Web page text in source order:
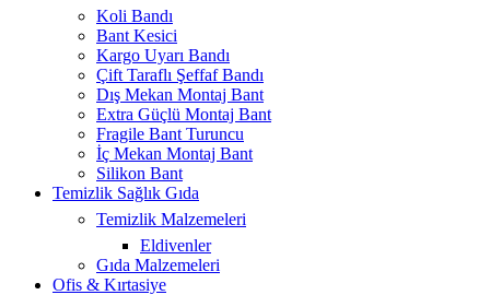
Koli Bandı
Bant Kesici
Kargo Uyarı Bandı
Çift Taraflı Şeffaf Bandı
Dış Mekan Montaj Bant
Extra Güçlü Montaj Bant
Fragile Bant Turuncu
İç Mekan Montaj Bant
Silikon Bant
Temizlik Sağlık Gıda
Temizlik Malzemeleri
Eldivenler
Gıda Malzemeleri
Ofis & Kırtasiye